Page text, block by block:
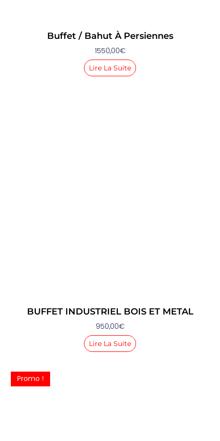
Buffet / Bahut À Persiennes
1550,00€
Lire La Suite
BUFFET INDUSTRIEL BOIS ET METAL
950,00€
Lire La Suite
Promo !